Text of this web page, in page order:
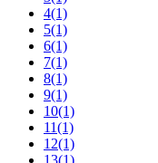
4(1)
5(1)
6(1)
7(1)
8(1)
9(1)
10(1)
11(1)
12(1)
13(1)